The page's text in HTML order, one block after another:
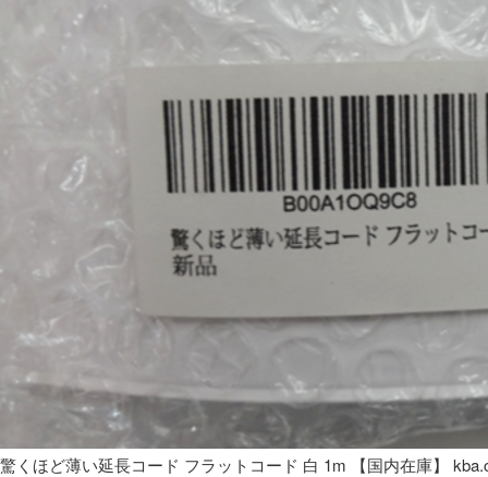
驚くほど薄い延長コード フラットコード 白 1m 【国内在庫】